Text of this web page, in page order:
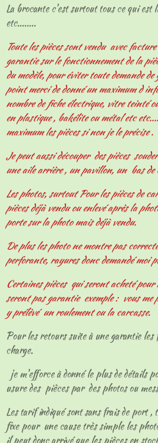
La brocante c'est surtout tous ce qui est
etc........
Toute les pièces sont vendu avec
garantie sur le fonctionnement de la
du modèle, pour éviter toute demande
point merci de donné un maximum d
nombre de fiche électrique, vitre teinté
en plastique , bakélite ou métal etc
maximum les pièces si non je le précise .
Je peut aussi découper des pièces
une aile arrière , un pavillon, un bas de
Les photos, surtout Pour les pièces de
pièces déjà vendu ou enlevé après la
porte sur la photo mais déjà vendu.
De plus les photo ne montre pas
perforante, rayures donc demandé moi
Certaines pièces qui seront acheté pour
seront pas garantie exemple : vous
y prélèvé un roulement ou la carcasse.
Pour les retours suite à une garantie les
charge.
je m'efforce à donné le plus de détails
usure des pièces par des photos ou
Les tarif indiqué sont sans frais de port ,
fixe pour une cause très simple les